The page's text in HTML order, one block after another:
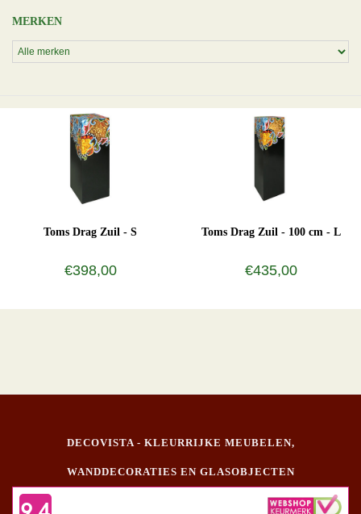
MERKEN
Toms Drag Zuil - S
€398,00
Toms Drag Zuil - 100 cm - L
€435,00
DECOVISTA - KLEURRIJKE MEUBELEN,
WANDDECORATIES EN GLASOBJECTEN